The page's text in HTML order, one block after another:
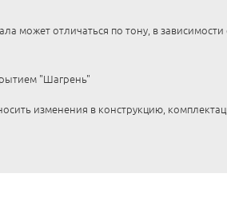
может отличаться по тону, в
"Шагрень"
изменения в конструкцию,